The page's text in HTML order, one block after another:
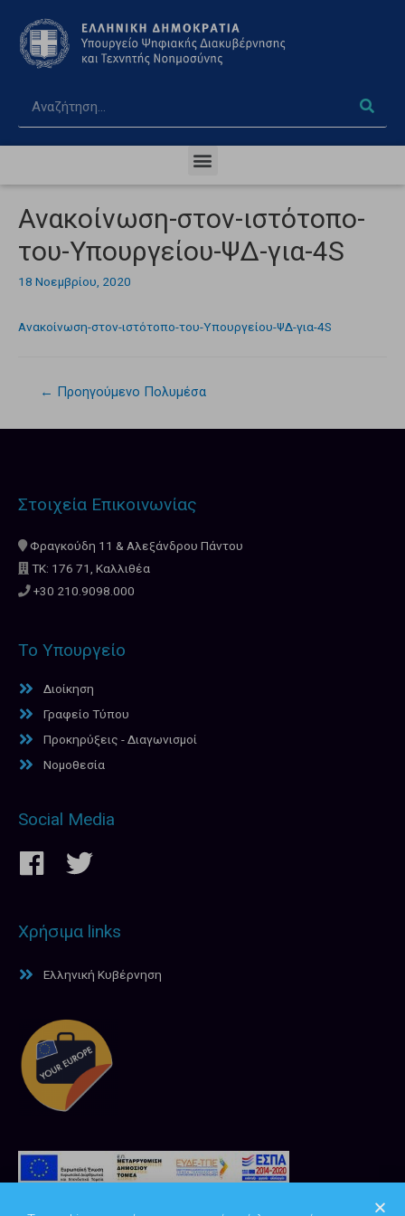
Ανακοίνωση-στον-ιστότοπο-
του-Υπουργείου-ΨΔ-για-4S
18 Νοεμβρίου, 2020
Ανακοίνωση-στον-ιστότοπο-του-Υπουργείου-ΨΔ-για-4S
← Προηγούμενο Πολυμέσα
Στοιχεία Επικοινωνίας
Φραγκούδη 11 & Αλεξάνδρου Πάντου
ΤΚ: 176 71, Καλλιθέα
+30 210.9098.000
Το Υπουργείο
Διοίκηση
Γραφείο Τύπου
Προκηρύξεις - Διαγωνισμοί
Νομοθεσία
Social Media
Χρήσιμα links
Ελληνική Κυβέρνηση